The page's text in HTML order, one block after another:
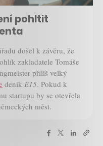
pohltit
došel k závěru, že
zakladatele Tomáše
příliš velký
deník E15. Pokud k
startupu by se otevřela
měst.